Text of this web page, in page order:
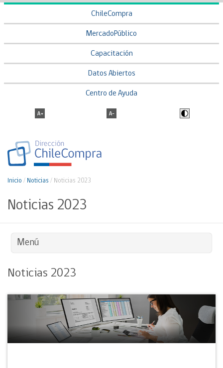
ChileCompra
MercadoPúblico
Capacitación
Datos Abiertos
Centro de Ayuda
Inicio / Noticias / Noticias 2023
Noticias 2023
Menú
Noticias 2023